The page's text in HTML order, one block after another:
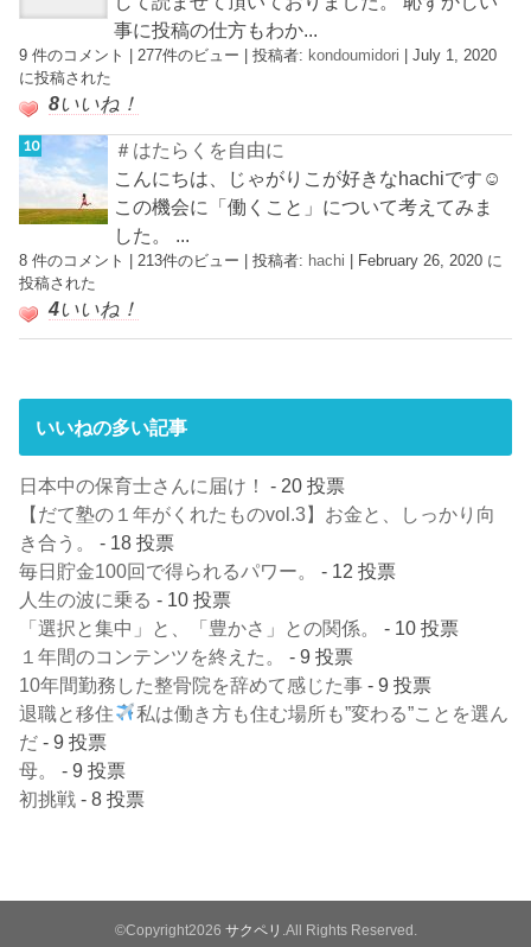
事に投稿の仕方もわか...
9 件のコメント |277件のビュー |投稿者: kondoumidori |July 1, 2020
に投稿された
8いいね！
＃はたらくを自由に
こんにちは、じゃがりこが好きなhachiです☺︎
この機会に「働くこと」について考えてみま
した。 ...
8 件のコメント 213件のビュー |投稿者: hachi
February 26, 2020 に
投稿された
4いいね！
いいねの多い記事
日本中の保育士さんに届け！
- 20 投票
【だて塾の１年がくれたものvol.3】お金と、しっかり向
き合う。
- 18 投票
毎日貯金100回で得られるパワー。
- 12 投票
人生の波に乗る - 10 投票
「選択と集中」と、「豊かさ」との関係。
- 10 投票
１年間のコンテンツを終えた。
- 9 投票
10年間勤務した整骨院を辞めて感じた事 - 9 投票
退職と移住
私は働き方も住む場所も”変わる”ことを選ん
だ - 9 投票
母。
- 9 投票
初挑戦 - 8 投票
©Copyright2026 サクペリ .All Rights Reserved.